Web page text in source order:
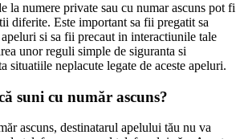
la numere private sau cu numar ascuns pot fi
diferite. Este important sa fii pregatit sa
apeluri si sa fii precaut in interactiunile tale
unor reguli simple de siguranta si
situatiile neplacute legate de aceste apeluri.
suni cu număr ascuns?
ascuns, destinatarul apelului tău nu va